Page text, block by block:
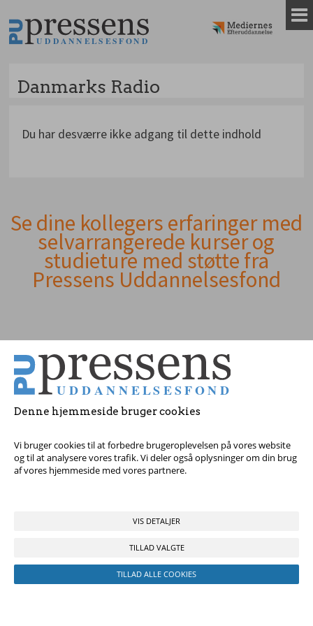
Denne hjemmeside bruger cookies
Vi bruger cookies til at forbedre brugeroplevelsen på vores website
og til at analysere vores trafik. Vi deler også oplysninger om din brug
af vores hjemmeside med vores partnere.
VIS DETALJER
TILLAD VALGTE
TILLAD ALLE COOKIES
til
indhold
Danmarks Radio
Du har desværre ikke adgang til dette indhold
Andet
indhold
Se dine kollegers erfaringer med
selvarrangerede kurser og
studieture med støtte fra
Pressens Uddannelsesfond
Tag fat i os med dine spørgsmål!
© 2017 Pressens Uddannelsesfond, Rådhuspladsen 16, 4. sal, 1550